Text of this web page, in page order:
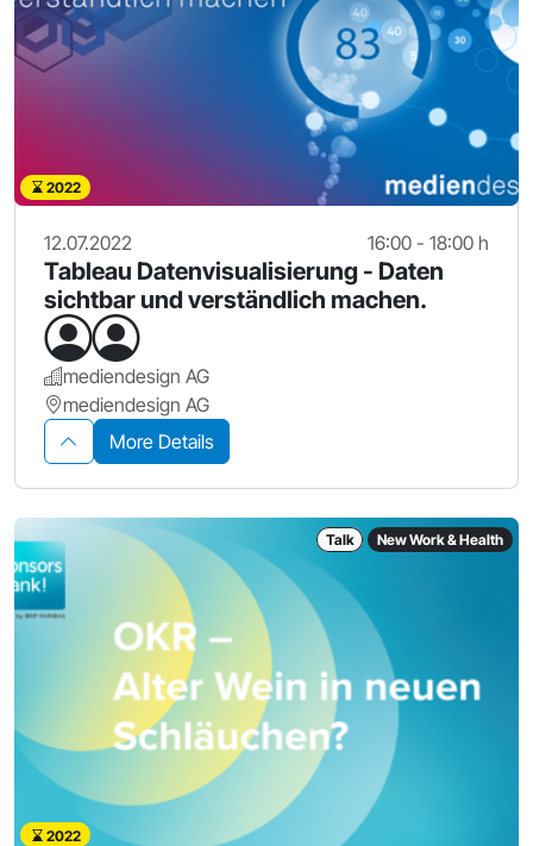
2022
12.07.2022 16:00 - 18:00 h
Tableau Datenvisualisierung - Daten
sichtbar und verständlich machen.
mediendesign AG
mediendesign AG
More Details
Talk New Work & Health
2022